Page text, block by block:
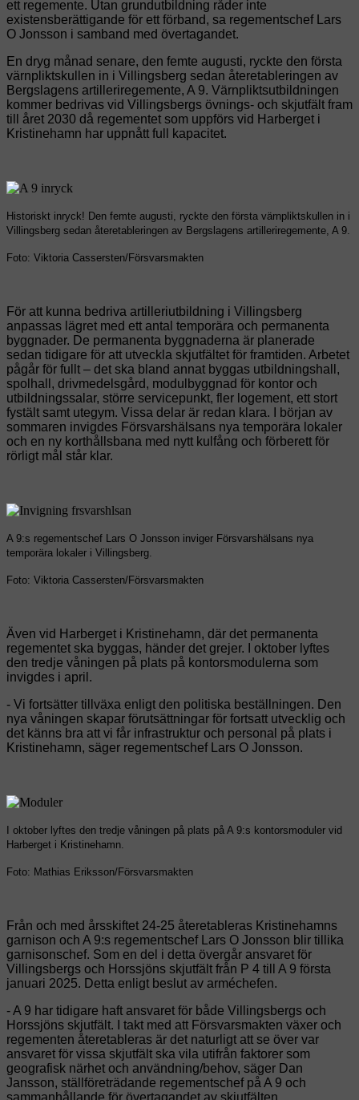
ett regemente. Utan grundutbildning råder inte
existensberättigande för ett förband, sa regementschef Lars
O Jonsson i samband med övertagandet.
En dryg månad senare, den femte augusti, ryckte den första
värnpliktskullen in i Villingsberg sedan återetableringen av
Bergslagens artilleriregemente, A 9. Värnpliktsutbildningen
kommer bedrivas vid Villingsbergs övnings- och skjutfält fram
till året 2030 då regementet som uppförs vid Harberget i
Kristinehamn har uppnått full kapacitet.
Historiskt inryck! Den femte augusti, ryckte den första värnpliktskullen in i
Villingsberg sedan återetableringen av Bergslagens artilleriregemente, A 9.
Foto: Viktoria Cassersten/Försvarsmakten
För att kunna bedriva artilleriutbildning i Villingsberg
anpassas lägret med ett antal temporära och permanenta
byggnader. De permanenta byggnaderna är planerade
sedan tidigare för att utveckla skjutfältet för framtiden. Arbetet
pågår för fullt – det ska bland annat byggas utbildningshall,
spolhall, drivmedelsgård, modulbyggnad för kontor och
utbildningssalar, större servicepunkt, fler logement, ett stort
fystält samt utegym. Vissa delar är redan klara. I början av
sommaren invigdes Försvarshälsans nya temporära lokaler
och en ny korthållsbana med nytt kulfång och förberett för
rörligt mål står klar.
A 9:s regementschef Lars O Jonsson inviger Försvarshälsans nya
temporära lokaler i Villingsberg.
Foto: Viktoria Cassersten/Försvarsmakten
Även vid Harberget i Kristinehamn, där det permanenta
regementet ska byggas, händer det grejer. I oktober lyftes
den tredje våningen på plats på kontorsmodulerna som
invigdes i april.
- Vi fortsätter tillväxa enligt den politiska beställningen. Den
nya våningen skapar förutsättningar för fortsatt utvecklig och
det känns bra att vi får infrastruktur och personal på plats i
Kristinehamn, säger regementschef Lars O Jonsson.
I oktober lyftes den tredje våningen på plats på A 9:s kontorsmoduler vid
Harberget i Kristinehamn.
Foto: Mathias Eriksson/Försvarsmakten
Från och med årsskiftet 24-25 återetableras Kristinehamns
garnison och A 9:s regementschef Lars O Jonsson blir tillika
garnisonschef. Som en del i detta övergår ansvaret för
Villingsbergs och Horssjöns skjutfält från P 4 till A 9 första
januari 2025. Detta enligt beslut av arméchefen.
- A 9 har tidigare haft ansvaret för både Villingsbergs och
Horssjöns skjutfält. I takt med att Försvarsmakten växer och
regementen återetableras är det naturligt att se över var
ansvaret för vissa skjutfält ska vila utifrån faktorer som
geografisk närhet och användning/behov, säger Dan
Jansson, ställföreträdande regementschef på A 9 och
sammanhållande för övertagandet av skjutfälten.